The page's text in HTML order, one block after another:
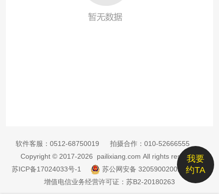
我要
约TA
软件客服： 0512-68750019 拍摄合作： 010-52666555
Copyright © 2017-2026 pailixiang.com All rights reserved
苏ICP备17024033号-1
苏公网安备 32059002002885号
增值电信业务经营许可证：苏B2-20180263